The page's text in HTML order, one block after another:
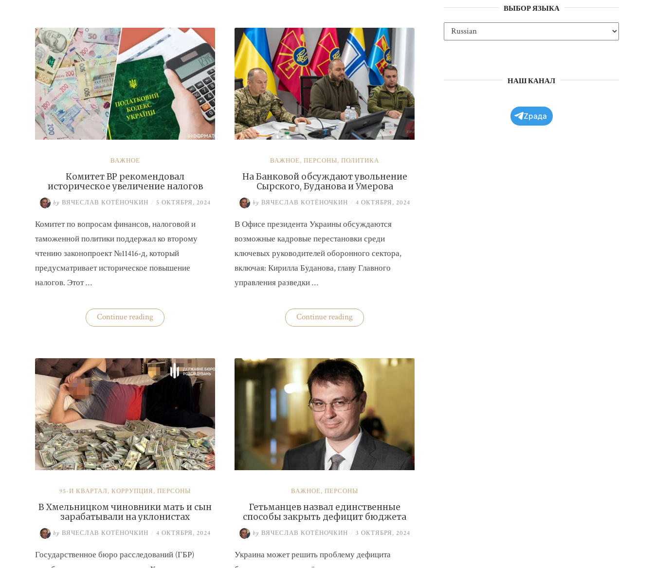
об
отсрочках
от
мобилизации»
ВАЖНОЕ
Комитет ВР рекомендовал
историческое увеличение налогов
by ВЯЧЕСЛАВ КОТЁНОЧКИН / 5 ОКТЯБРЯ, 2024
Комитет по вопросам финансов, налоговой и
таможенной политики поддержал ко второму
чтению законопроект №11416-д, который
предусматривает историческое повышение
налогов. Этот …
Continue reading«Комитет
ВР
налогов»
ВАЖНОЕ, ПЕРСОНЫ, ПОЛИТИКА
На Банковой обсуждают увольнение
Сырского, Буданова и Умерова
by ВЯЧЕСЛАВ КОТЁНОЧКИН / 4 ОКТЯБРЯ, 2024
В Офисе президента Украины обсуждаются
возможные кадровые перестановки среди
ключевых руководителей оборонного сектора,
включая: Кирилла Буданова, главу Главного
управления разведки …
Continue reading«На
Банковой
Буданова
и
Умерова»
95-Й КВАРТАЛ, КОРРУПЦИЯ, ПЕРСОНЫ
В Хмельницком чиновники мать и сын
зарабатывали на уклонистах
by ВЯЧЕСЛАВ КОТЁНОЧКИН / 4 ОКТЯБРЯ, 2024
Государственное бюро расследований (ГБР)
ВАЖНОЕ, ПЕРСОНЫ
Гетьманцев назвал единственные
способы закрыть дефицит бюджета
by ВЯЧЕСЛАВ КОТЁНОЧКИН / 3 ОКТЯБРЯ, 2024
Украина может решить проблему дефицита
ВЫБОР ЯЗЫКА
НАШ КАНАЛ
Zрада